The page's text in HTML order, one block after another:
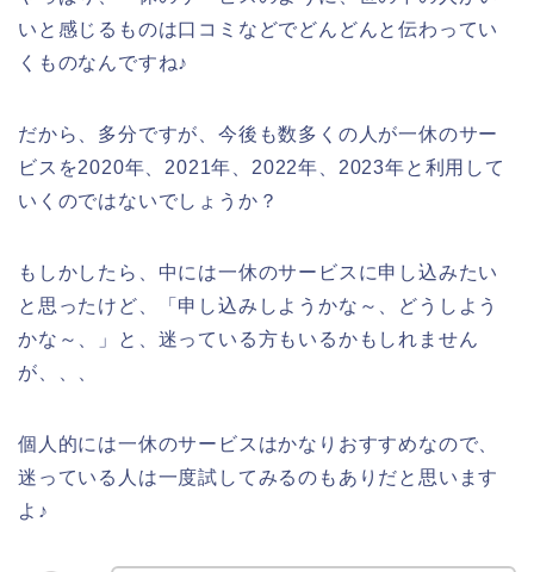
いと感じるものは口コミなどでどんどんと伝わってい
くものなんですね♪
だから、多分ですが、今後も数多くの人が一休のサー
ビスを2020年、2021年、2022年、2023年と利用して
いくのではないでしょうか？
もしかしたら、中には一休のサービスに申し込みたい
と思ったけど、「申し込みしようかな～、どうしよう
かな～、」と、迷っている方もいるかもしれません
が、、、
個人的には一休のサービスはかなりおすすめなので、
迷っている人は一度試してみるのもありだと思います
よ♪